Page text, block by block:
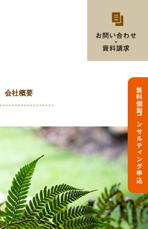
無料個別コンサルティング申込
会社概要